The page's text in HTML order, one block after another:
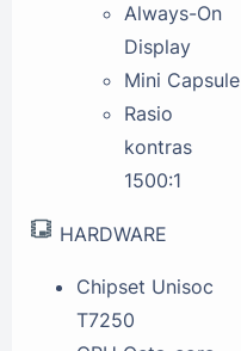
Always-On
Display
Mini Capsule
Rasio
kontras
1500:1
HARDWARE
Chipset Unisoc
T7250